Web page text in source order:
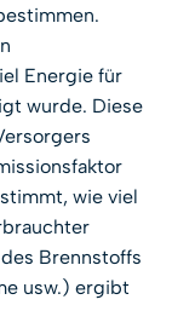
Energie für
wurde. Diese
wie viel
Brennstoffs
usw.) ergibt